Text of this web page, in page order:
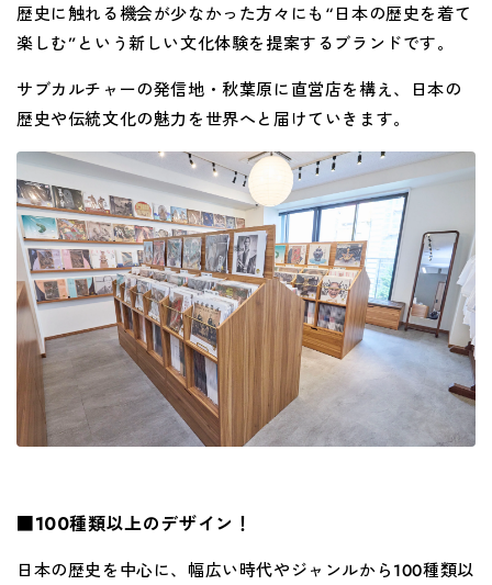
歴史に触れる機会が少なかった方々にも“日本の歴史を着て
楽しむ”という新しい文化体験を提案するブランドです。
サブカルチャーの発信地・秋葉原に直営店を構え、日本の
歴史や伝統文化の魅力を世界へと届けていきます。
■100種類以上のデザイン！
日本の歴史を中心に、幅広い時代やジャンルから100種類以